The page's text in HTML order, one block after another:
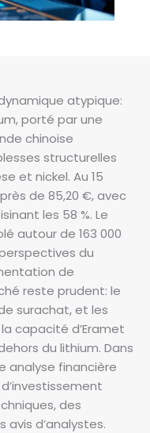
atypique:
porté par une
chinoise
structurelles
et nickel. Au 15
de 85,20 €, avec
les 58 %. Le
autour de 163 000
du
de
reste prudent: le
surachat, et les
capacité d’Eramet
du lithium. Dans
analyse financière
des
d’analystes.